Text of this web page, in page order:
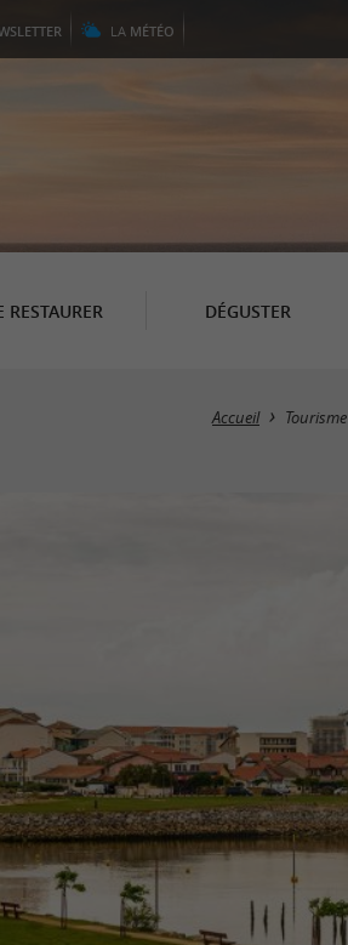
LA MÉTÉO
RESTAURER DÉGUSTER
Accueil Tourisme